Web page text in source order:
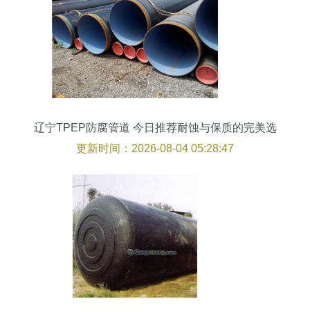
辽宁TPEP防腐管道 今日推荐耐蚀与保质的完美选
择
更新时间：2026-08-04 05:28:47